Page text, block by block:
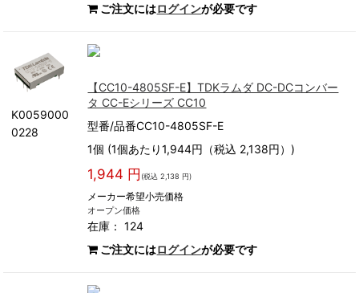
ご注文にはログインが必要です
K0059000
0228
【CC10-4805SF-E】TDKラムダ DC-DCコンバー
タ CC-Eシリーズ CC10
型番/品番CC10-4805SF-E
1個 (1個あたり1,944円（税込 2,138円）)
1,944 円 (税込 2,138 円)
メーカー希望小売価格
オープン価格
在庫： 124
ご注文にはログインが必要です